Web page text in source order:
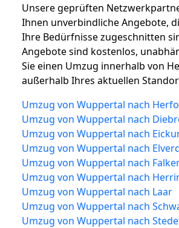
Unsere geprüften
Ihnen unverbindliche Angebote,
Ihre Bedürfnisse zugeschnitten
Angebote sind kostenlos,
Sie einen Umzug innerhalb von
außerhalb Ihres aktuellen
Umzug von Wuppertal nach
Umzug von Wuppertal nach
Umzug von Wuppertal nach
Umzug von Wuppertal nach
Umzug von Wuppertal nach
Umzug von Wuppertal nach
Umzug von Wuppertal nach Laar
Umzug von Wuppertal nach
Umzug von Wuppertal nach